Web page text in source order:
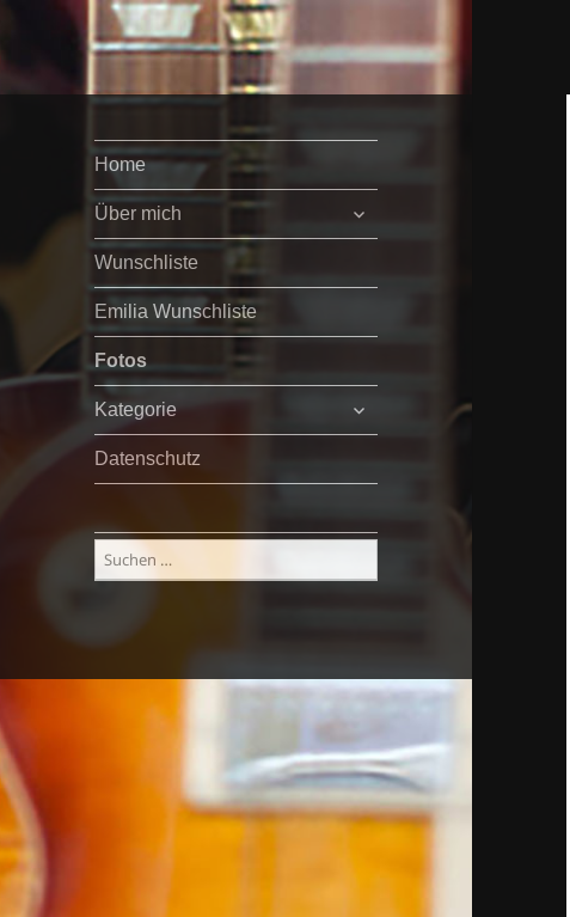
Home
Über mich
untermenü
öffnen
Wunschliste
Emilia Wunschliste
Fotos
Kategorie
untermenü
öffnen
Datenschutz
Suchen
nach: